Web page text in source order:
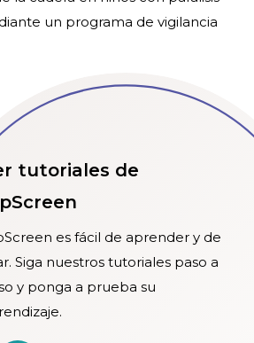
un programa de vigilancia
tutoriales de
es fácil de aprender y de
Siga nuestros tutoriales paso a
y ponga a prueba su